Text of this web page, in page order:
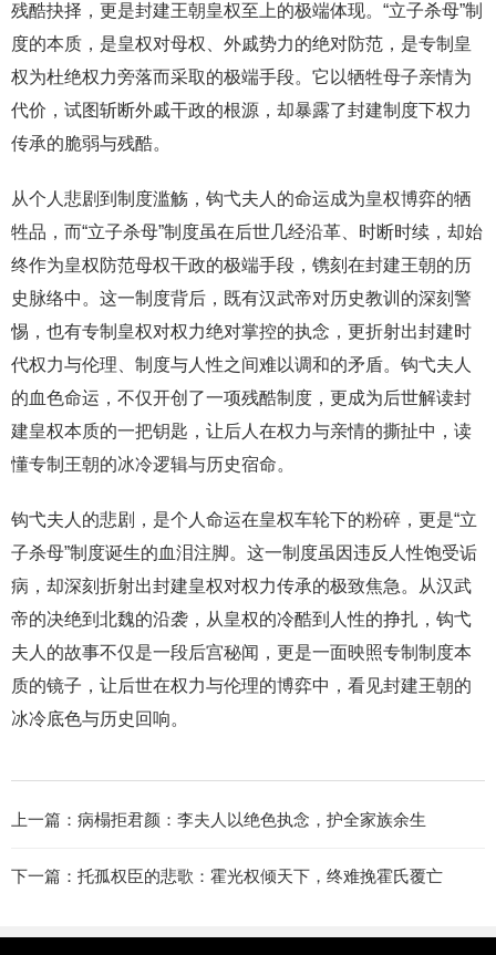
残酷抉择，更是封建王朝皇权至上的极端体现。“立子杀母”制
度的本质，是皇权对母权、外戚势力的绝对防范，是专制皇
权为杜绝权力旁落而采取的极端手段。它以牺牲母子亲情为
代价，试图斩断外戚干政的根源，却暴露了封建制度下权力
传承的脆弱与残酷。
从个人悲剧到制度滥觞，钩弋夫人的命运成为皇权博弈的牺
牲品，而“立子杀母”制度虽在后世几经沿革、时断时续，却始
终作为皇权防范母权干政的极端手段，镌刻在封建王朝的历
史脉络中。这一制度背后，既有汉武帝对历史教训的深刻警
惕，也有专制皇权对权力绝对掌控的执念，更折射出封建时
代权力与伦理、制度与人性之间难以调和的矛盾。钩弋夫人
的血色命运，不仅开创了一项残酷制度，更成为后世解读封
建皇权本质的一把钥匙，让后人在权力与亲情的撕扯中，读
懂专制王朝的冰冷逻辑与历史宿命。
钩弋夫人的悲剧，是个人命运在皇权车轮下的粉碎，更是“立
子杀母”制度诞生的血泪注脚。这一制度虽因违反人性饱受诟
病，却深刻折射出封建皇权对权力传承的极致焦急。从汉武
帝的决绝到北魏的沿袭，从皇权的冷酷到人性的挣扎，钩弋
夫人的故事不仅是一段后宫秘闻，更是一面映照专制制度本
质的镜子，让后世在权力与伦理的博弈中，看见封建王朝的
冰冷底色与历史回响。
上一篇： 病榻拒君颜：李夫人以绝色执念，护全家族余生
下一篇： 托孤权臣的悲歌：霍光权倾天下，终难挽霍氏覆亡